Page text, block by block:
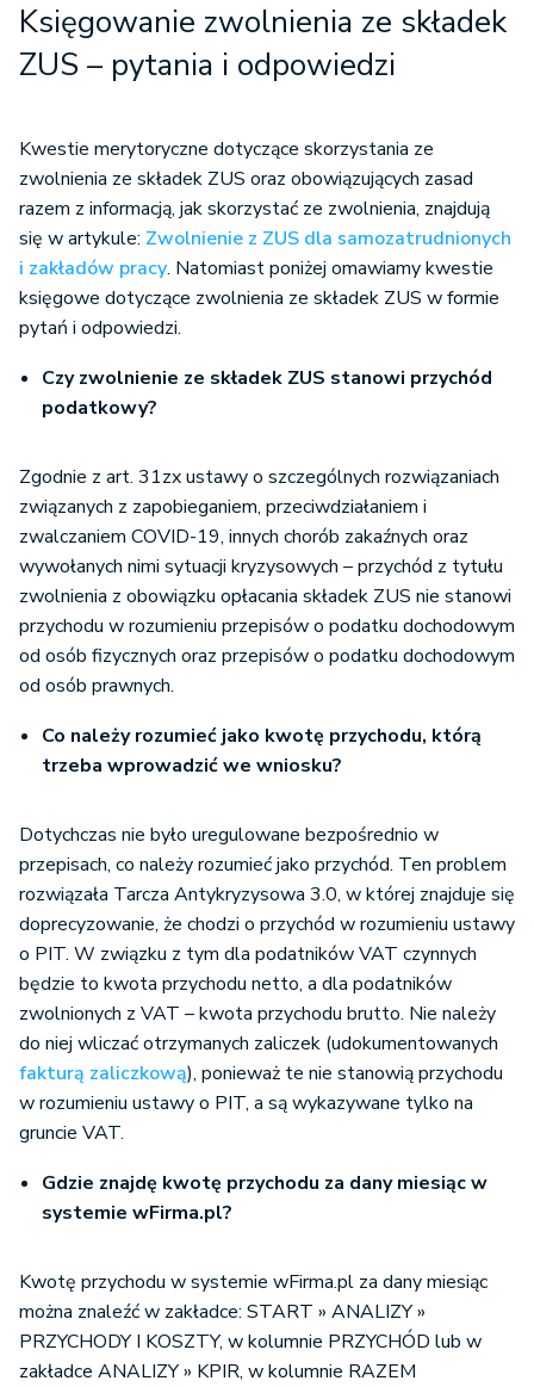
Księgowanie zwolnienia ze składek
ZUS – pytania i odpowiedzi
Kwestie merytoryczne dotyczące skorzystania ze
zwolnienia ze składek ZUS oraz obowiązujących zasad
razem z informacją, jak skorzystać ze zwolnienia, znajdują
się w artykule: Zwolnienie z ZUS dla samozatrudnionych
i zakładów pracy. Natomiast poniżej omawiamy kwestie
księgowe dotyczące zwolnienia ze składek ZUS w formie
pytań i odpowiedzi.
Czy zwolnienie ze składek ZUS stanowi przychód
podatkowy?
Zgodnie z art. 31zx ustawy o szczególnych rozwiązaniach
związanych z zapobieganiem, przeciwdziałaniem i
zwalczaniem COVID-19, innych chorób zakaźnych oraz
wywołanych nimi sytuacji kryzysowych – przychód z tytułu
zwolnienia z obowiązku opłacania składek ZUS nie stanowi
przychodu w rozumieniu przepisów o podatku dochodowym
od osób fizycznych oraz przepisów o podatku dochodowym
od osób prawnych.
Co należy rozumieć jako kwotę przychodu, którą
trzeba wprowadzić we wniosku?
Dotychczas nie było uregulowane bezpośrednio w
przepisach, co należy rozumieć jako przychód. Ten problem
rozwiązała Tarcza Antykryzysowa 3.0, w której znajduje się
doprecyzowanie, że chodzi o przychód w rozumieniu ustawy
o PIT. W związku z tym dla podatników VAT czynnych
będzie to kwota przychodu netto, a dla podatników
zwolnionych z VAT – kwota przychodu brutto. Nie należy
do niej wliczać otrzymanych zaliczek (udokumentowanych
fakturą zaliczkową), ponieważ te nie stanowią przychodu
w rozumieniu ustawy o PIT, a są wykazywane tylko na
gruncie VAT.
Gdzie znajdę kwotę przychodu za dany miesiąc w
systemie wFirma.pl?
Kwotę przychodu w systemie wFirma.pl za dany miesiąc
można znaleźć w zakładce: START » ANALIZY »
PRZYCHODY I KOSZTY, w kolumnie PRZYCHÓD lub w
zakładce ANALIZY » KPIR, w kolumnie RAZEM